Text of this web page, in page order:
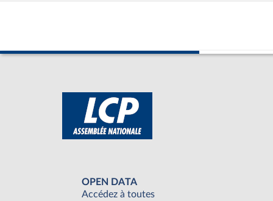
OPEN DATA
Accédez à toutes